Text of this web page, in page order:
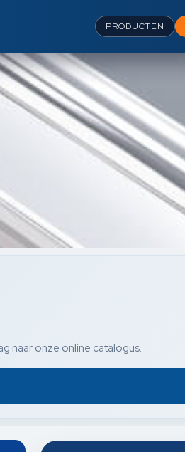
PRODUCTEN
naar onze online catalogus.